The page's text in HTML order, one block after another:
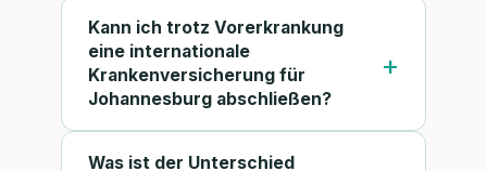
Kann ich trotz Vorerkrankung
eine internationale
Krankenversicherung für
Johannesburg abschließen?
Was ist der Unterschied